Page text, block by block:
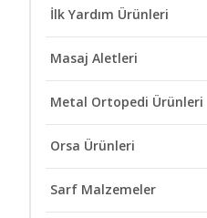
İlk Yardım Ürünleri
Masaj Aletleri
Metal Ortopedi Ürünleri
Orsa Ürünleri
Sarf Malzemeler